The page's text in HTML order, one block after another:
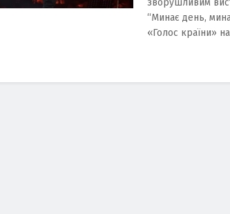
зворушливим
“Минає день,
«Голос країни»